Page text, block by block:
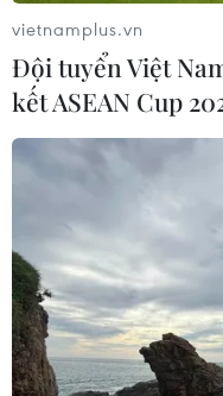
Bộ phim cung
vietnamplus.vn
Đội tuyển Việt
kết ASEAN Cup